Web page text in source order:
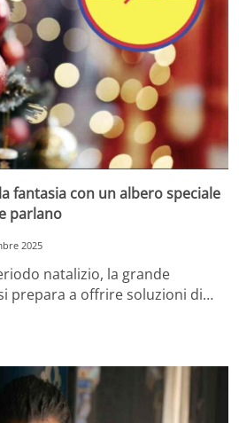
fantasia con un albero speciale
parlano
2025
natalizio, la grande
prepara a offrire soluzioni di…